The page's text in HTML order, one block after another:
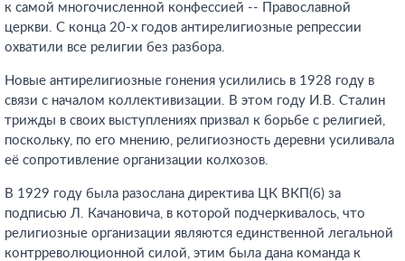
к самой многочисленной конфессией -- Православной
церкви. С конца 20-х годов антирелигиозные репрессии
охватили все религии без разбора.
Новые антирелигиозные гонения усилились в 1928 году в
связи с началом коллективизации. В этом году И.В. Сталин
трижды в своих выступлениях призвал к борьбе с религией,
поскольку, по его мнению, религиозность деревни усиливала
её сопротивление организации колхозов.
В 1929 году была разослана директива ЦК ВКП(б) за
подписью Л. Качановича, в которой подчеркивалось, что
религиозные организации являются единственной легальной
контрреволюционной силой, этим была дана команда к